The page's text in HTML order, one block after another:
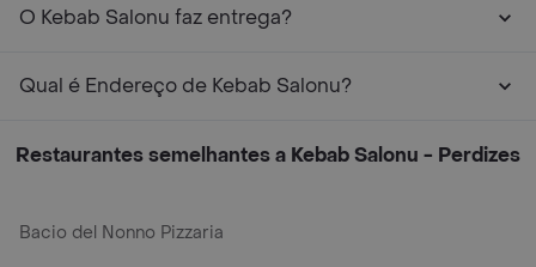
O Kebab Salonu faz entrega?
Qual é Endereço de Kebab Salonu?
Restaurantes semelhantes a Kebab Salonu - Perdizes
Bacio del Nonno Pizzaria